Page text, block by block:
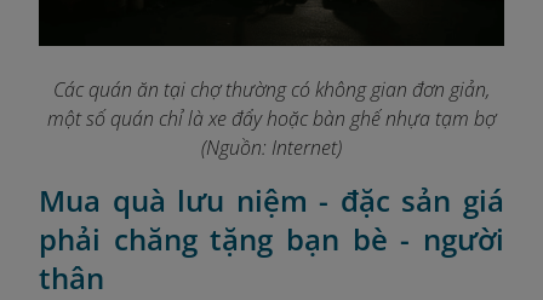
Các quán ăn tại chợ thường có không gian đơn giản,
một số quán chỉ là xe đẩy hoặc bàn ghế nhựa tạm bợ
(Nguồn: Internet)
Mua quà lưu niệm - đặc sản giá
phải chăng tặng bạn bè - người
thân